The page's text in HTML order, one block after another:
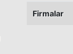
Firmalar